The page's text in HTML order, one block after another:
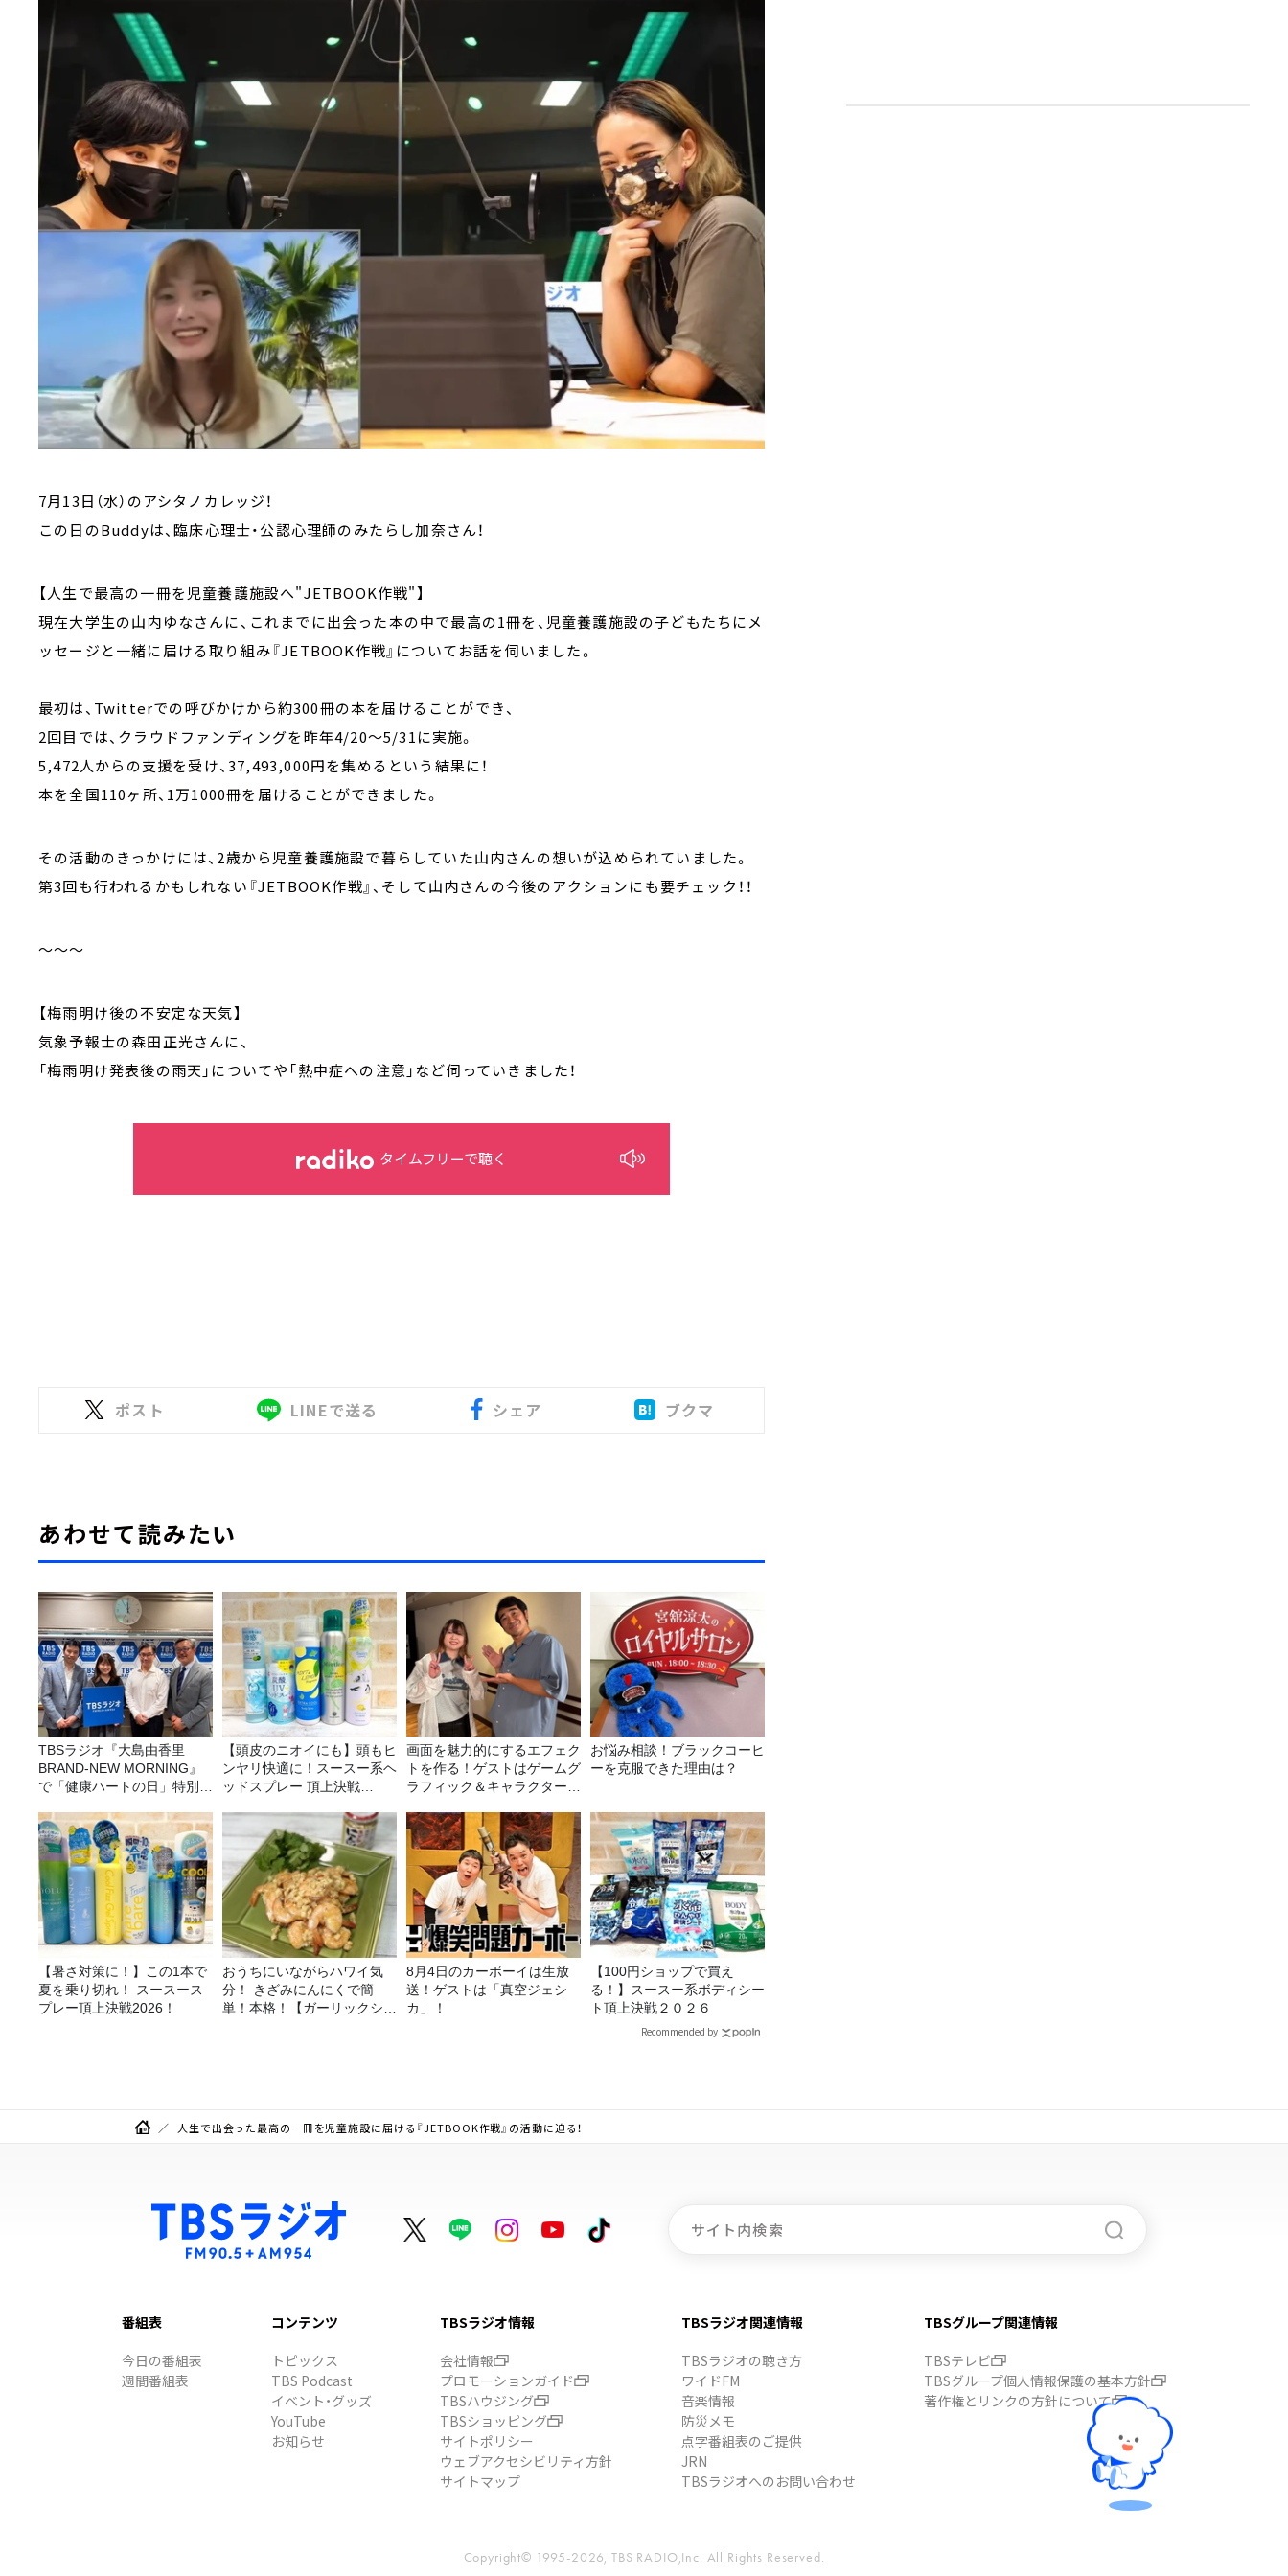
7月13日（水）のアシタノカレッジ！
この日のBuddyは、臨床心理士・公認心理師のみたらし加奈さん！
【人生で最高の一冊を児童養護施設へ"JETBOOK作戦"】
現在大学生の山内ゆなさんに、これまでに出会った本の中で最高の1冊を、児童養護施設の子どもたちにメ
ッセージと一緒に届ける取り組み『JETBOOK作戦』についてお話を伺いました。
最初は、Twitterでの呼びかけから約300冊の本を届けることができ、
2回目では、クラウドファンディングを昨年4/20～5/31に実施。
5,472人からの支援を受け、37,493,000円を集めるという結果に！
本を全国110ヶ所、1万1000冊を届けることができました。
その活動のきっかけには、2歳から児童養護施設で暮らしていた山内さんの想いが込められていました。
第3回も行われるかもしれない『JETBOOK作戦』、そして山内さんの今後のアクションにも要チェック！！
～～～
【梅雨明け後の不安定な天気】
気象予報士の森田正光さんに、
「梅雨明け発表後の雨天」についてや「熱中症への注意」など伺っていきました！
タイムフリーで聴く
ポスト LINEで送る シェア ブクマ
あわせて読みたい
TBSラジオ『大島由香里
BRAND-NEW MORNING』
で「健康ハートの日」特別企
【頭皮のニオイにも】頭もヒ
ンヤリ快適に！スースー系ヘ
ッドスプレー 頂上決戦
画面を魅力的にするエフェク
トを作る！ゲストはゲームグ
ラフィック＆キャラクター専
お悩み相談！ブラックコーヒ
ーを克服できた理由は？
【暑さ対策に！】この1本で
夏を乗り切れ！ スースース
プレー頂上決戦2026！
おうちにいながらハワイ気
分！ きざみにんにくで簡
単！本格！【ガーリックシュ
8月4日のカーボーイは生放
送！ゲストは「真空ジェシ
カ」！
【100円ショップで買え
る！】スースー系ボディシー
ト頂上決戦２０２６
Recommended by
人生で出会った最高の一冊を児童施設に届ける『JETBOOK作戦』の活動に迫る！
番組表
今日の番組表
週間番組表
コンテンツ
トピックス
TBS Podcast
イベント・グッズ
YouTube
お知らせ
TBSラジオ情報
会社情報
プロモーションガイド
TBSハウジング
TBSショッピング
サイトポリシー
ウェブアクセシビリティ方針
サイトマップ
TBSラジオ関連情報
TBSラジオの聴き方
ワイドFM
音楽情報
防災メモ
点字番組表のご提供
JRN
TBSラジオへのお問い合わせ
TBSグループ関連情報
TBSテレビ
TBSグループ個人情報保護の基本方針
著作権とリンクの方針について
Copyright© 1995-2026, TBS RADIO,Inc. All Rights Reserved.